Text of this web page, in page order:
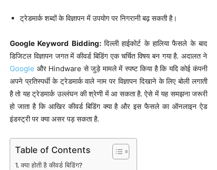
ट्रेडमार्क शब्दों के विज्ञापन में उपयोग पर निगरानी बढ़ सकती है।
Google Keyword Bidding:दिल्ली हाईकोर्ट के हालिया फैसले के बाद
डिजिटल विज्ञापन जगत में कीवर्ड बिडिंग एक चर्चित विषय बन गया है. अदालत ने
Google और Hindware से जुड़े मामले में स्पष्ट किया है कि यदि कोई कंपनी
अपने प्रतिस्पर्धी के ट्रेडमार्क वाले नाम पर विज्ञापन दिखाने के लिए बोली लगाती
है तो यह ट्रेडमार्क उल्लंघन की श्रेणी में आ सकता है. ऐसे में यह समझना जरूरी
हो जाता है कि आखिर कीवर्ड बिडिंग क्या है और इस फैसले का ऑनलाइन ऐड
इंडस्ट्री पर क्या असर पड़ सकता है.
Table of Contents
क्या होती है कीवर्ड बिडिंग?